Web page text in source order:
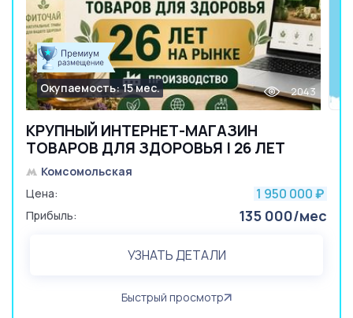
КРУПНЫЙ ИНТЕРНЕТ-МАГАЗИН
ТОВАРОВ ДЛЯ ЗДОРОВЬЯ | 26 ЛЕТ
Окупаемость: 15 мес. 2043
Комсомольская
Цена:
1 950 000 ₽
Прибыль: 135 000/мес
УЗНАТЬ ДЕТАЛИ
Быстрый просмотр